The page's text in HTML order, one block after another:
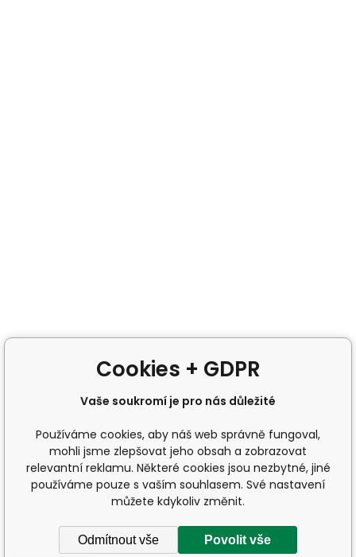
Cookies + GDPR
Vaše soukromí je pro nás důležité
Používáme cookies, aby náš web správně fungoval,
mohli jsme zlepšovat jeho obsah a zobrazovat
relevantní reklamu. Některé cookies jsou nezbytné, jiné
používáme pouze s vaším souhlasem. Své nastavení
můžete kdykoliv změnit.
Odmítnout vše Povolit vše